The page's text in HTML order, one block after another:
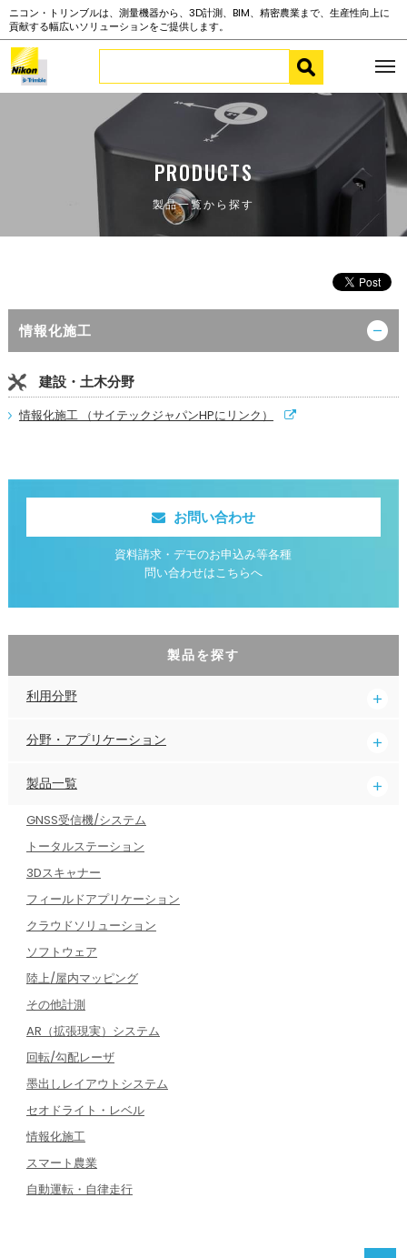
ニコン・トリンブルは、測量機器から、3D計測、BIM、精密農業まで、生産性向上に
貢献する幅広いソリューションをご提供します。
PRODUCTS
製品一覧から探す
情報化施工
建設・土木分野
情報化施工 （サイテックジャパンHPにリンク）
お問い合わせ
資料請求・デモのお申込み等各種
問い合わせはこちらへ
製品を探す
利用分野
分野・アプリケーション
製品一覧
GNSS受信機/システム
トータルステーション
3Dスキャナー
フィールドアプリケーション
クラウドソリューション
ソフトウェア
陸上/屋内マッピング
その他計測
AR（拡張現実）システム
回転/勾配レーザ
墨出しレイアウトシステム
セオドライト・レベル
情報化施工
スマート農業
自動運転・自律走行